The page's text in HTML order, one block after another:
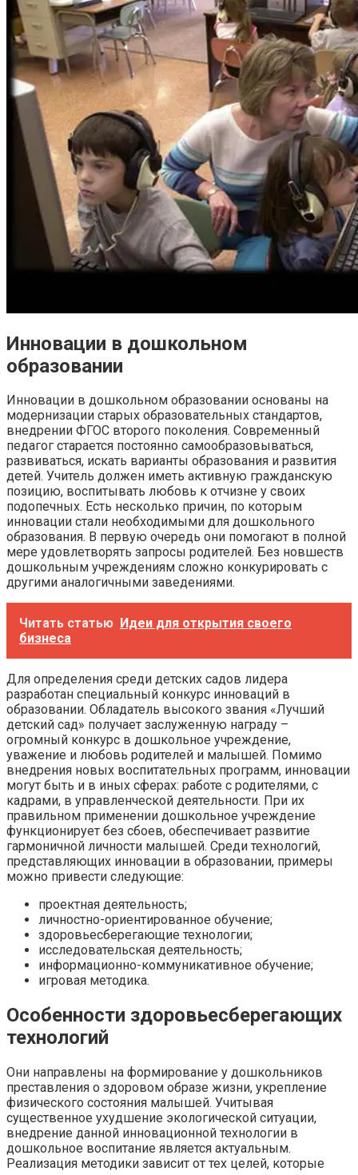
Инновации в дошкольном
образовании
Инновации в дошкольном образовании основаны на
модернизации старых образовательных стандартов,
внедрении ФГОС второго поколения. Современный
педагог старается постоянно самообразовываться,
развиваться, искать варианты образования и развития
детей. Учитель должен иметь активную гражданскую
позицию, воспитывать любовь к отчизне у своих
подопечных. Есть несколько причин, по которым
инновации стали необходимыми для дошкольного
образования. В первую очередь они помогают в полной
мере удовлетворять запросы родителей. Без новшеств
дошкольным учреждениям сложно конкурировать с
другими аналогичными заведениями.
Читать статью Идеи для открытия своего
бизнеса
Для определения среди детских садов лидера
разработан специальный конкурс инноваций в
образовании. Обладатель высокого звания «Лучший
детский сад» получает заслуженную награду –
огромный конкурс в дошкольное учреждение,
уважение и любовь родителей и малышей. Помимо
внедрения новых воспитательных программ, инновации
могут быть и в иных сферах: работе с родителями, с
кадрами, в управленческой деятельности. При их
правильном применении дошкольное учреждение
функционирует без сбоев, обеспечивает развитие
гармоничной личности малышей. Среди технологий,
представляющих инновации в образовании, примеры
можно привести следующие:
проектная деятельность;
личностно-ориентированное обучение;
здоровьесберегающие технологии;
исследовательская деятельность;
информационно-коммуникативное обучение;
игровая методика.
Особенности здоровьесберегающих
технологий
Они направлены на формирование у дошкольников
преставления о здоровом образе жизни, укрепление
физического состояния малышей. Учитывая
существенное ухудшение экологической ситуации,
внедрение данной инновационной технологии в
дошкольное воспитание является актуальным.
Реализация методики зависит от тех целей, которые